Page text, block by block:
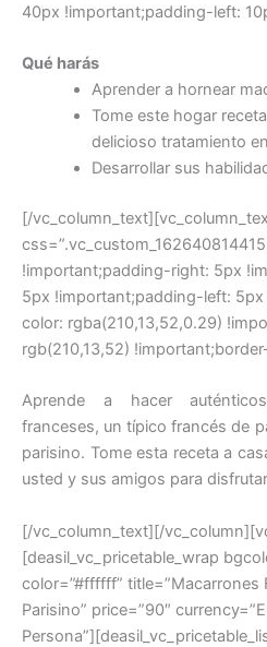
40px !important;padding-left:
Qué harás
Aprender a hornear
Tome este hogar
delicioso tratamiento
Desarrollar sus
[/
!important;padding-right: 5px
5px !important;padding-left:
color: rgba(210,13,52,0.29)
rgb(210,13,52)
Aprende a hacer
franceses, un típico francés de
parisino. Tome esta receta a
usted y sus amigos para
[/vc_column_text][/
[deasil_vc_pricetable_wrap
color=”#ffffff”
Parisino” price=”90″